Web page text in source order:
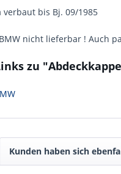
verbaut bis Bj. 09/1985
nicht lieferbar ! Auch
zu
Kunden haben sich